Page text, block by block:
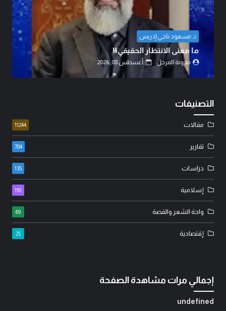
د. مسعود ناجي إدريس
ما معنى الانتظار الحقيقي؟!
مدونة المرجل أغسطس 08, 2026
التصنيفات
مقالات 11244
تقارير 784
دراسات 135
إسلامية 110
واحة الشعر والقصة 69
إقتصادية 25
إجمالي مرات مشاهدة الصفحة
und efined